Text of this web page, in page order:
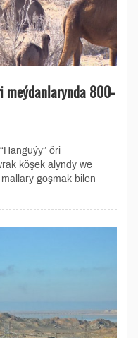
meýdanlarynda 800-
öri
köşek alyndy we
goşmak bilen